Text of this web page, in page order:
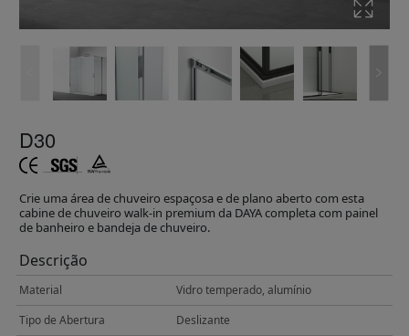
D30
Crie uma área de chuveiro espaçosa e de plano aberto com esta
cabine de chuveiro walk-in premium da DAYA completa com painel
de banheiro e bandeja de chuveiro.
Descrição
Material
Vidro temperado, alumínio
Tipo de Abertura
Deslizante